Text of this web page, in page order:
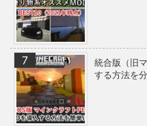
統合版（旧
する方法を